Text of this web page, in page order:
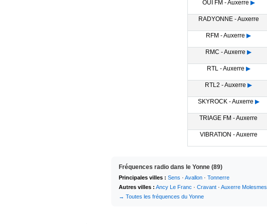
OUI FM - Auxerre ▶
RADYONNE - Auxerre
RFM - Auxerre ▶
RMC - Auxerre ▶
RTL - Auxerre ▶
RTL2 - Auxerre ▶
SKYROCK - Auxerre ▶
TRIAGE FM - Auxerre
VIBRATION - Auxerre
Fréquences radio dans le Yonne (89)
Principales villes : Sens · Avallon · Tonnerre
Autres villes : Ancy Le Franc · Cravant · Auxerre Molesmes
→ Toutes les fréquences du Yonne